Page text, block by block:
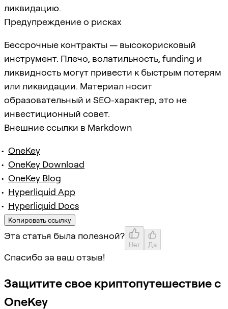
ликвидацию.
Предупреждение о рисках
Бессрочные контракты — высокорисковый
инструмент. Плечо, волатильность, funding и
ликвидность могут привести к быстрым потерям
или ликвидации. Материал носит
образовательный и SEO-характер, это не
инвестиционный совет.
Внешние ссылки в Markdown
OneKey
OneKey Download
OneKey Blog
Hyperliquid App
Hyperliquid Docs
Копировать ссылку
Эта статья была полезной?
Нет Да
Спасибо за ваш отзыв!
Защитите свое криптопутешествие с
OneKey